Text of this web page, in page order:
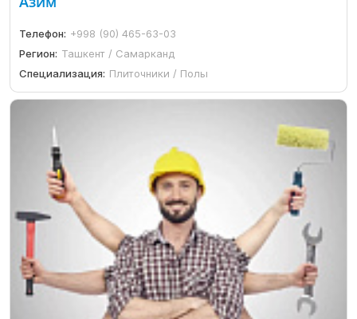
Телефон: +998 (90) 465-63-03
Регион: Ташкент / Самарканд
Специализация: Плиточники / Полы